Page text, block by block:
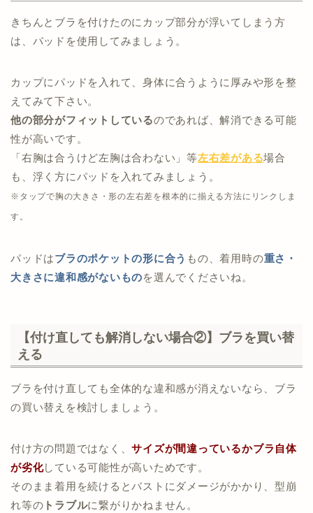
きちんとブラを付けたのにカップ部分が浮いてしまう方
は、パッドを使用してみましょう。
カップにパッドを入れて、身体に合うように厚みや形を整
えてみて下さい。
他の部分がフィットしているのであれば、解消できる可能
性が高いです。
「右胸は合うけど左胸は合わない」等左右差がある場合
も、浮く方にパッドを入れてみましょう。
※タップで胸の大きさ・形の左右差を根本的に揃える方法にリンクしま
す。
パッドはブラのポケットの形に合う もの、着用時の重さ・
大きさに違和感がないものを選んでくださいね。
【付け直しても解消しない場合②】ブラを買い替
える
ブラを付け直しても全体的な違和感が消えないなら、ブラ
の買い替えを検討しましょう。
付け方の問題ではなく、サイズが間違っているかブラ自体
が劣化している可能性が高いためです。
そのまま着用を続けるとバストにダメージがかかり、型崩
れ等の トラブルに繋がりかねません。